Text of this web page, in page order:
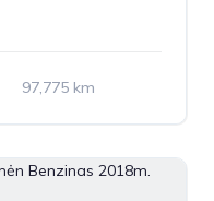
97,775 km